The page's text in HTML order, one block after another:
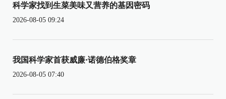
科学家找到生菜美味又营养的基因密码
2026-08-05 09:24
我国科学家首获威廉·诺德伯格奖章
2026-08-05 07:40